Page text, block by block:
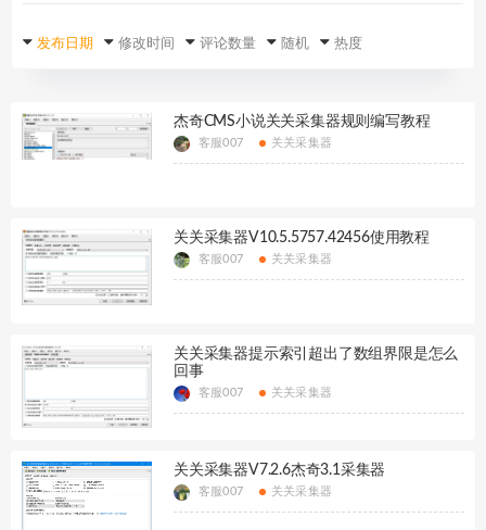
发布日期 修改时间 评论数量 随机 热度
杰奇CMS小说关关采集器规则编写教程
客服007 关关采集器
关关采集器V10.5.5757.42456使用教程
客服007 关关采集器
关关采集器提示索引超出了数组界限是怎么
回事
客服007 关关采集器
关关采集器V7.2.6杰奇3.1采集器
客服007 关关采集器